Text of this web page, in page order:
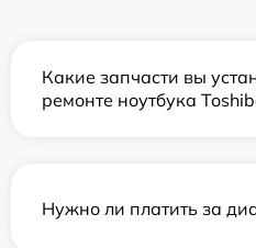
Какие запчасти вы
ремонте ноутбука
Нужно ли платить за